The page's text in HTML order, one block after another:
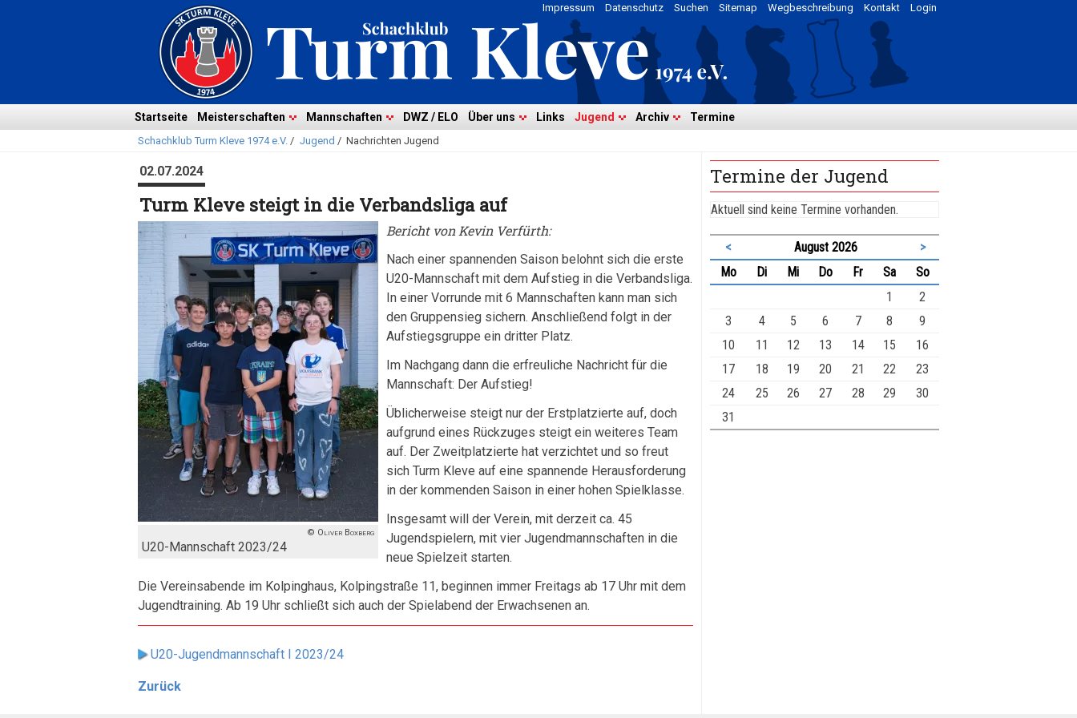
überspringen
Login
Kontakt
Wegbeschreibung
Sitemap
Suchen
Datenschutz
Impressum
Startseite Meisterschaften Mannschaften DWZ / ELO Über uns Links Jugend Archiv Termine
Schachklub Turm Kleve 1974 e.V. / Jugend / Nachrichten Jugend
02.07.2024
Turm Kleve steigt in die Verbandsliga auf
Oliver Boxberg
U20-Mannschaft 2023/24
Bericht von Kevin Verfürth:
Nach einer spannenden Saison belohnt sich die erste
U20-Mannschaft mit dem Aufstieg in die Verbandsliga.
In einer Vorrunde mit 6 Mannschaften kann man sich
den Gruppensieg sichern. Anschließend folgt in der
Aufstiegsgruppe ein dritter Platz.
Im Nachgang dann die erfreuliche Nachricht für die
Mannschaft: Der Aufstieg!
Üblicherweise steigt nur der Erstplatzierte auf, doch
aufgrund eines Rückzuges steigt ein weiteres Team
auf. Der Zweitplatzierte hat verzichtet und so freut
sich Turm Kleve auf eine spannende Herausforderung
in der kommenden Saison in einer hohen Spielklasse.
Insgesamt will der Verein, mit derzeit ca. 45
Jugendspielern, mit vier Jugendmannschaften in die
neue Spielzeit starten.
Die Vereinsabende im Kolpinghaus, Kolpingstraße 11, beginnen immer Freitags ab 17 Uhr mit dem
Jugendtraining. Ab 19 Uhr schließt sich auch der Spielabend der Erwachsenen an.
U20-Jugendmannschaft I 2023/24
Zurück
Termine der Jugend
Aktuell sind keine Termine vorhanden.
< August 2026
>
Montag Dienstag
Mittwoch
Donnerstag
FreitagSamstag
Sonntag
1
2
3
4 5 6 7 8
9
10
11 12 13 14 15
16
17
18 19 20 21 22
23
24
25 26 27 28 29
30
31